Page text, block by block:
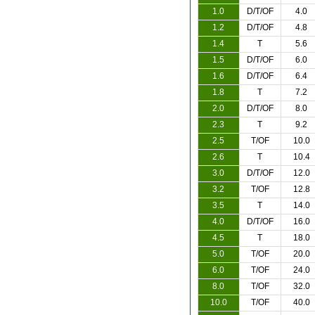
1.0 D/T/OF
4.0
1.2
D/T/OF
4.8
1.4
T
5.6
1.5
D/T/OF
6.0
1.6
D/T/OF
6.4
1.8
T
7.2
2.0
D/T/OF
8.0
2.3
T
9.2
2.5
T/OF
10.0
2.6
T
10.4
3.0
D/T/OF
12.0
3.2
T/OF
12.8
3.5
T
14.0
4.0
D/T/OF
16.0
4.5
T
18.0
5.0
T/OF
20.0
6.0
T/OF
24.0
8.0
T/OF
32.0
10.0
T/OF
40.0